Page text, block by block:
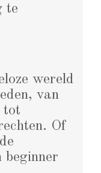
te
wereld
van
tot
Of
beginner